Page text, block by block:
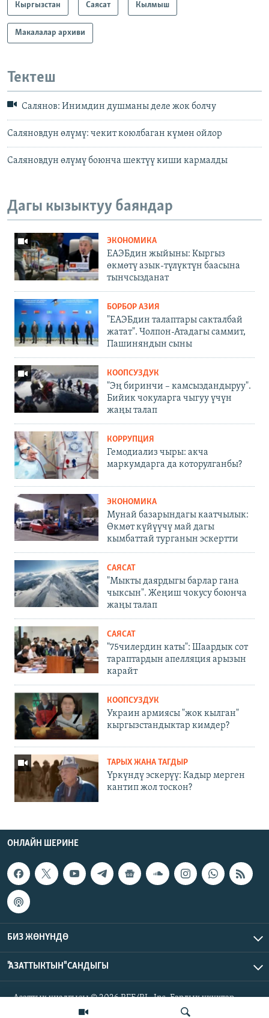
Кыргызстан Саясат Кылмыш
Макалалар архиви
Тектеш
Салянов: Инимдин душманы деле жок болчу
Саляновдун өлүмү: чекит коюлбаган күмөн ойлор
Саляновдун өлүмү боюнча шектүү киши кармалды
Дагы кызыктуу баяндар
ЭКОНОМИКА
ЕАЭБдин жыйыны: Кыргыз
өкмөтү азык-түлүктүн баасына
тынчсызданат
БОРБОР АЗИЯ
"ЕАЭБдин талаптары сакталбай
жатат". Чолпон-Атадагы саммит,
Пашиняндын сыны
КООПСУЗДУК
"Эң биринчи – камсыздандыруу".
Бийик чокуларга чыгуу үчүн
жаңы талап
КОРРУПЦИЯ
Гемодиализ чыры: акча
маркумдарга да которулганбы?
ЭКОНОМИКА
Мунай базарындагы каатчылык:
Өкмөт күйүүчү май дагы
кымбаттай турганын эскертти
САЯСАТ
"Мыкты даярдыгы барлар гана
чыксын". Жеңиш чокусу боюнча
жаңы талап
САЯСАТ
"75чилердин каты": Шаардык сот
тараптардын апелляция арызын
карайт
КООПСУЗДУК
Украин армиясы "жок кылган"
кыргызстандыктар кимдер?
ТАРЫХ ЖАНА ТАГДЫР
Үркүндү эскерүү: Кадыр мерген
кантип жол тоскон?
ОНЛАЙН ШЕРИНЕ
БИЗ ЖӨНҮНДӨ
"АЗАТТЫКТЫН" САНДЫГЫ
Азаттык үналгысы © 2026 RFE/RL, Inc. Бардык укуктар